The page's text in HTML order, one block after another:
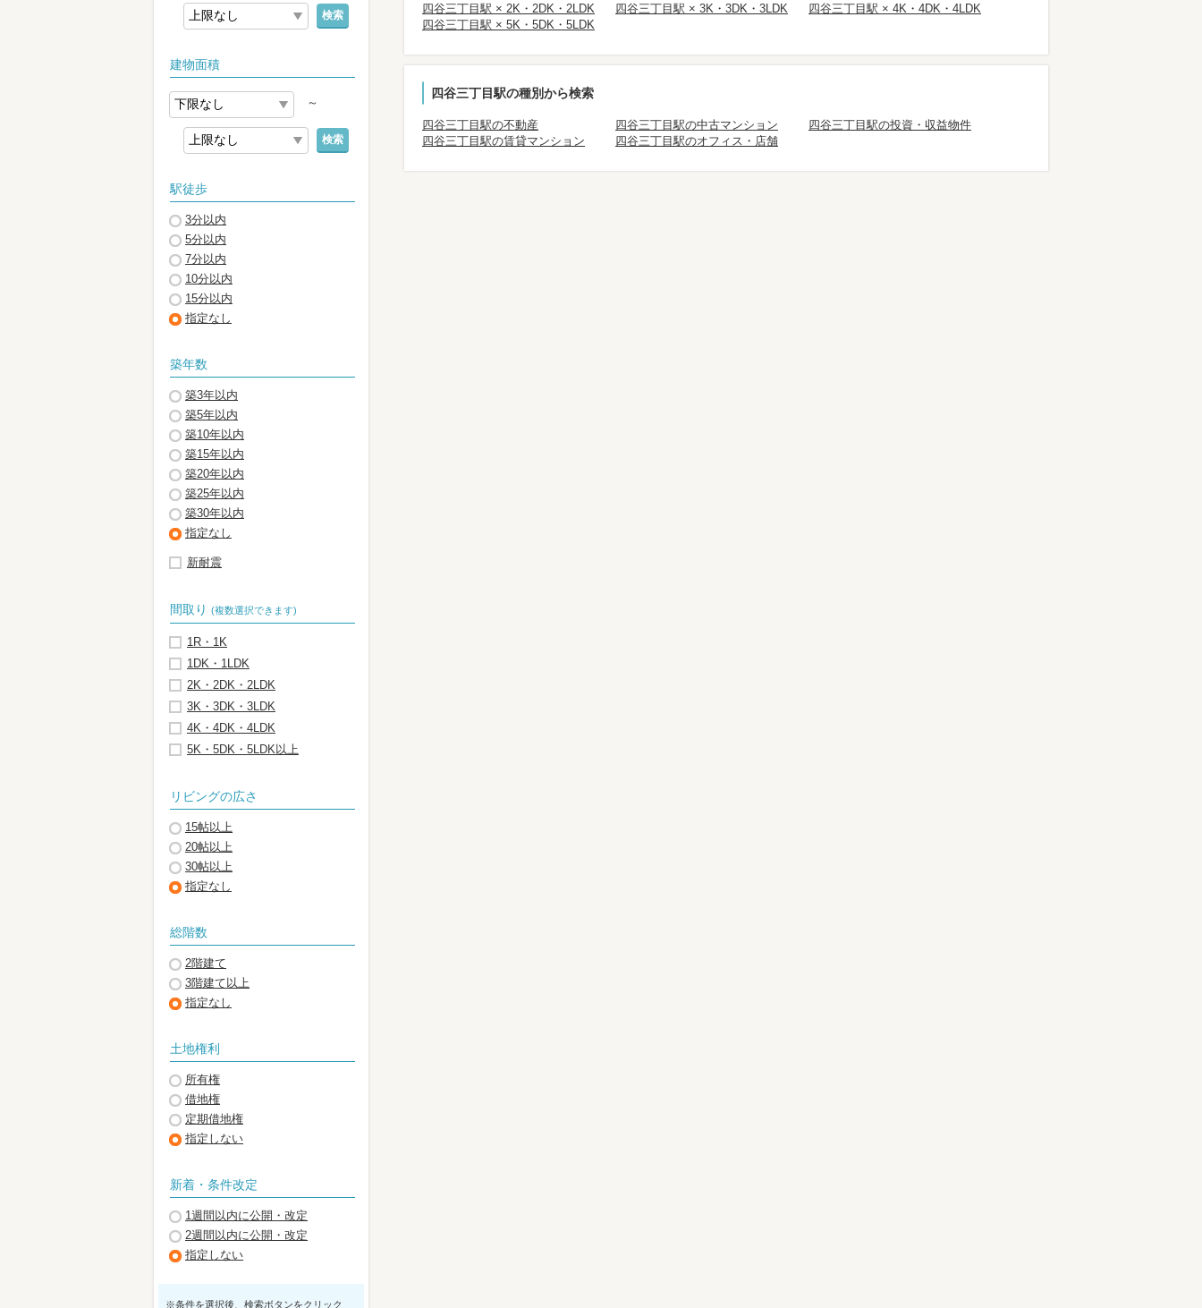
検索
建物面積
～
検索
駅徒歩
3分以内
5分以内
7分以内
10分以内
15分以内
指定なし
築年数
築3年以内
築5年以内
築10年以内
築15年以内
築20年以内
築25年以内
築30年以内
指定なし
新耐震
間取り (複数選択できます)
1R・1K
1DK・1LDK
2K・2DK・2LDK
3K・3DK・3LDK
4K・4DK・4LDK
5K・5DK・5LDK以上
リビングの広さ
15帖以上
20帖以上
30帖以上
指定なし
総階数
2階建て
3階建て以上
指定なし
土地権利
所有権
借地権
定期借地権
指定しない
新着・条件改定
1週間以内に公開・改定
2週間以内に公開・改定
指定しない
※条件を選択後、検索ボタンをクリック
四谷三丁目駅 × 2K・2DK・2LDK
四谷三丁目駅 × 3K・3DK・3LDK
四谷三丁目駅 × 4K・4DK・4LDK
四谷三丁目駅 × 5K・5DK・5LDK
四谷三丁目駅の種別から検索
四谷三丁目駅の不動産 四谷三丁目駅の中古マンション
四谷三丁目駅の投資・収益物件
四谷三丁目駅の賃貸マンション
四谷三丁目駅のオフィス・店舗